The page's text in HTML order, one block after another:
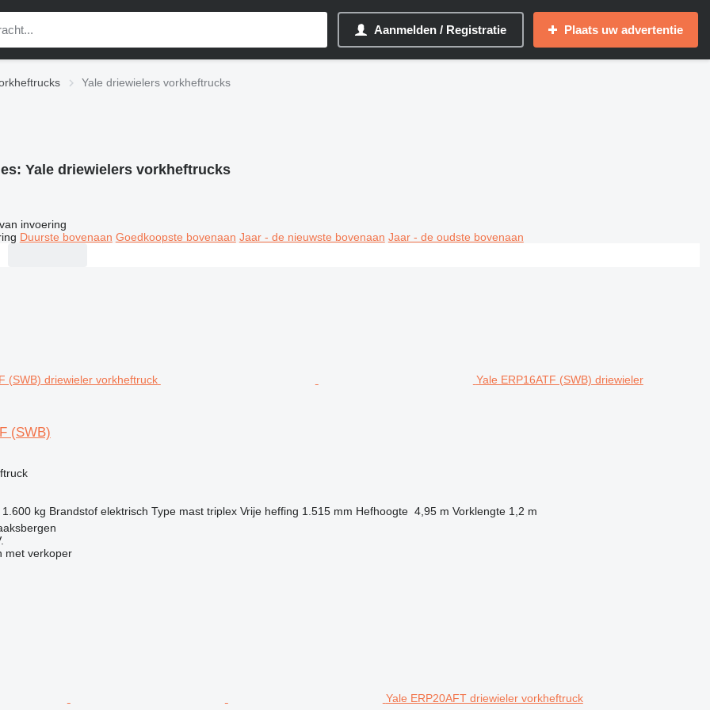
Aanmelden / Registratie Plaats uw advertentie
Yale driewielers vorkheftrucks
Yale driewielers vorkheftrucks
invoering
Duurste bovenaan Goedkoopste bovenaan Jaar - de nieuwste bovenaan Jaar - de oudste bovenaan
Yale ERP16ATF (SWB) driewieler
(SWB)
1.600 kg Brandstof elektrisch Type mast triplex Vrije heffing 1.515 mm Hefhoogte 4,95 m Vorklengte 1,2 m
met verkoper
Yale ERP20AFT driewieler vorkheftruck